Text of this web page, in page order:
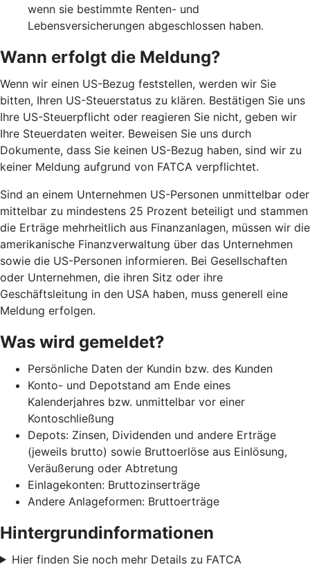
wenn sie bestimmte Renten- und
Lebensversicherungen abgeschlossen haben.
Wann erfolgt die Meldung?
Wenn wir einen US-Bezug feststellen, werden wir Sie
bitten, Ihren US-Steuerstatus zu klären. Bestätigen Sie uns
Ihre US-Steuerpflicht oder reagieren Sie nicht, geben wir
Ihre Steuerdaten weiter. Beweisen Sie uns durch
Dokumente, dass Sie keinen US-Bezug haben, sind wir zu
keiner Meldung aufgrund von FATCA verpflichtet.
Sind an einem Unternehmen US-Personen unmittelbar oder
mittelbar zu mindestens 25 Prozent beteiligt und stammen
die Erträge mehrheitlich aus Finanzanlagen, müssen wir die
amerikanische Finanzverwaltung über das Unternehmen
sowie die US-Personen informieren. Bei Gesellschaften
oder Unternehmen, die ihren Sitz oder ihre
Geschäftsleitung in den USA haben, muss generell eine
Meldung erfolgen.
Was wird gemeldet?
Persönliche Daten der Kundin bzw. des Kunden
Konto- und Depotstand am Ende eines
Kalenderjahres bzw. unmittelbar vor einer
Kontoschließung
Depots: Zinsen, Dividenden und andere Erträge
(jeweils brutto) sowie Bruttoerlöse aus Einlösung,
Veräußerung oder Abtretung
Einlagekonten: Bruttozinserträge
Andere Anlageformen: Bruttoerträge
Hintergrundinformationen
Hier finden Sie noch mehr Details zu FATCA